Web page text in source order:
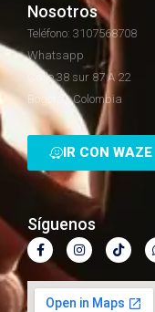
Nosotros
Teléfono: 3107568708
Whatsapp
Calle 38 sur 87 A 22
Bogotá - Colombia
IR CON WAZE
Síguenos